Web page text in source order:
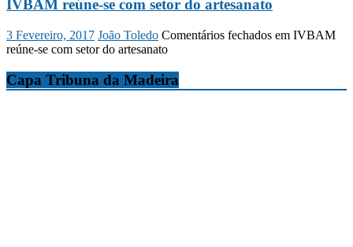
IVBAM reúne-se com setor do artesanato
3 Fevereiro, 2017 João Toledo Comentários fechados em IVBAM
reúne-se com setor do artesanato
Capa Tribuna da Madeira